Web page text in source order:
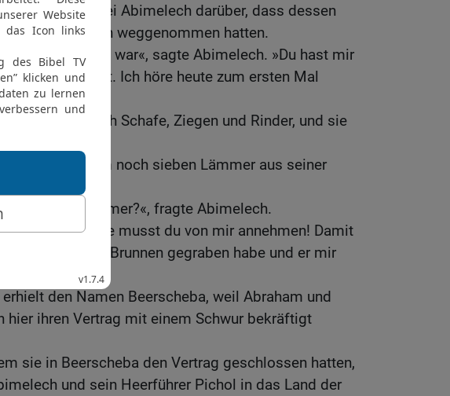
sich aber bei Abimelech darüber, dass dessen
einen Brunnen weggenommen hatten.
nicht, wer das war«, sagte Abimelech. »Du hast mir
davon gesagt. Ich höre heute zum ersten Mal
gab Abimelech Schafe, Ziegen und Rinder, und sie
Abraham noch sieben Lämmer aus seiner
diese Lämmer?«, fragte Abimelech.
erwiderte: »Die musst du von mir annehmen! Damit
dass ich den Brunnen gegraben habe und er mir
erhielt den Namen Beerscheba, weil Abraham und
hier ihren Vertrag mit einem Schwur bekräftigt
sie in Beerscheba den Vertrag geschlossen hatten,
und sein Heerführer Pichol in das Land der